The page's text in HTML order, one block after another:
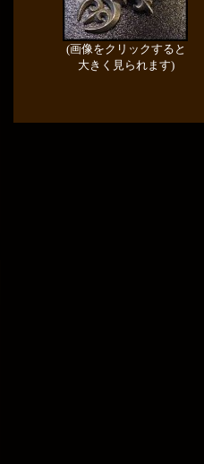
(画像をクリックすると
大きく見られます)